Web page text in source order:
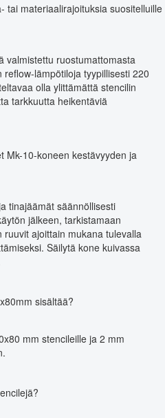
tai materiaalirajoituksia suositelluille
valmistettu ruostumattomasta
lämpötiloja tyypillisesti 220
olla ylittämättä stencilin
tarkkuutta heikentäviä
Mk-10-koneen kestävyyden ja
tinajäämät säännöllisesti
jälkeen, tarkistamaan
ajoittain mukana tulevalla
Säilytä kone kuivassa
sisältää?
mm stencileille ja 2 mm